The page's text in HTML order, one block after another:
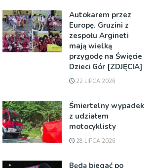
Autokarem przez
Europę. Gruzini z
zespołu Argineti
mają wielką
przygodę na Święcie
Dzieci Gór [ZDJĘCIA]
22 LIPCA 2026
Śmiertelny wypadek
z udziałem
motocyklisty
28 LIPCA 2026
Będą biegać po